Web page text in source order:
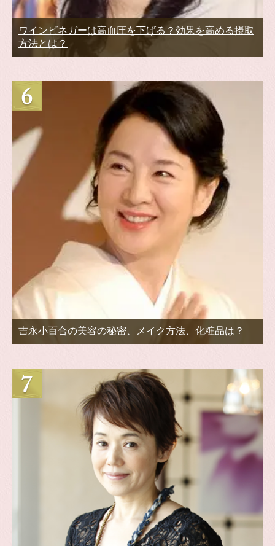
ワインビネガーは高血圧を下げる？効果を高める摂取
方法とは？
吉永小百合の美容の秘密、メイク方法、化粧品は？